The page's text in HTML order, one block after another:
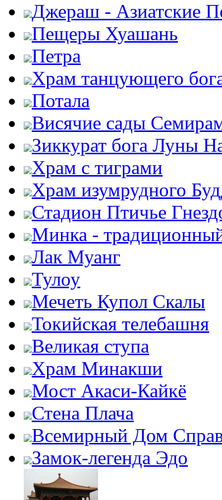
Джераш - Азиатские
Пещеры Хуашань
Петра
Храм танцующего
Потала
Висячие сады
Зиккурат бога Луны
Храм с тиграми
Храм изумрудного
Стадион Птичье
Минка -
Лак Муанг
Тулоу
Мечеть Купол Скалы
Токийская телебашня
Великая ступа
Храм Минакши
Мост Акаси-Кайкё
Стена Плача
Всемирный Дом
Замок-легенда Эдо